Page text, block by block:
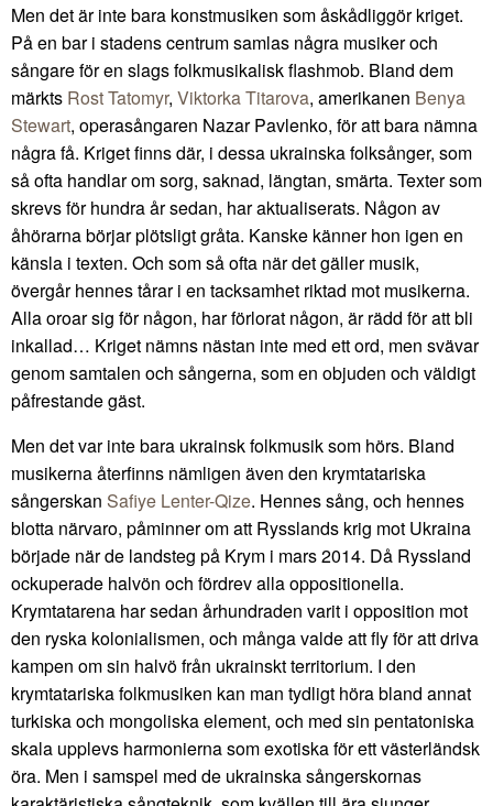
Men det är inte bara konstmusiken som åskådliggör kriget.
På en bar i stadens centrum samlas några musiker och
sångare för en slags folkmusikalisk flashmob. Bland dem
märkts Rost Tatomyr, Viktorka Titarova, amerikanen Benya
Stewart, operasångaren Nazar Pavlenko, för att bara nämna
några få. Kriget finns där, i dessa ukrainska folksånger, som
så ofta handlar om sorg, saknad, längtan, smärta. Texter som
skrevs för hundra år sedan, har aktualiserats. Någon av
åhörarna börjar plötsligt gråta. Kanske känner hon igen en
känsla i texten. Och som så ofta när det gäller musik,
övergår hennes tårar i en tacksamhet riktad mot musikerna.
Alla oroar sig för någon, har förlorat någon, är rädd för att bli
inkallad… Kriget nämns nästan inte med ett ord, men svävar
genom samtalen och sångerna, som en objuden och väldigt
påfrestande gäst.
Men det var inte bara ukrainsk folkmusik som hörs. Bland
musikerna återfinns nämligen även den krymtatariska
sångerskan Safiye Lenter-Qize. Hennes sång, och hennes
blotta närvaro, påminner om att Rysslands krig mot Ukraina
började när de landsteg på Krym i mars 2014. Då Ryssland
ockuperade halvön och fördrev alla oppositionella.
Krymtatarena har sedan århundraden varit i opposition mot
den ryska kolonialismen, och många valde att fly för att driva
kampen om sin halvö från ukrainskt territorium. I den
krymtatariska folkmusiken kan man tydligt höra bland annat
turkiska och mongoliska element, och med sin pentatoniska
skala upplevs harmonierna som exotiska för ett västerländsk
öra. Men i samspel med de ukrainska sångerskornas